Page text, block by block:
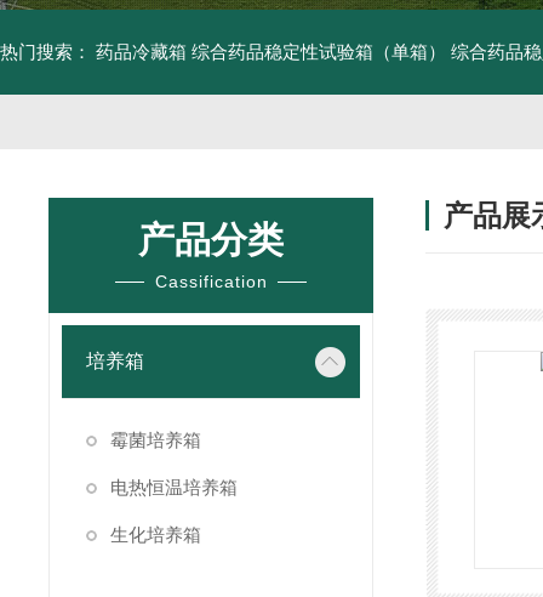
热门搜索： 药品冷藏箱 综合药品稳定性试验箱（单箱） 综合药品
产品分类
Cassification
培养箱
霉菌培养箱
电热恒温培养箱
生化培养箱
产品展